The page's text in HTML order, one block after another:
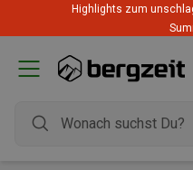
Highlights zum